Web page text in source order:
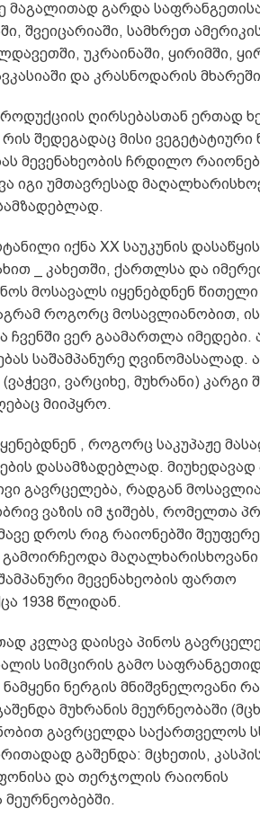
მაგალითად გარდა
შვეიცარიაში, სამხრეთ
უკრაინაში, ყირიმში,
და კრასნოდარის
ღირსებასთან ერთად
შედეგადაც მისი ვეგეტატიური
მევენახეობის ჩრდილო
იგი უმთავრესად
იქნა XX საუკუნის
_ კახეთში, ქართლსა და
მოსავალს იყენებდნენ
როგორც მოსავლიანობით,
ჩვენში ვერ გაამართლა იმედები.
საშამპანურე ღვინომასალად.
ვარციხე, მუხრანი) კარგი
მიიპყრო.
, როგორც საკუპაჟე
დასამზადებლად. მიუხედავად
გავრცელება, რადგან
ვაზის იმ ჯიშებს, რომელთა
დროს რიგ რაიონებში
გამოირჩეოდა მაღალხარისხოვანი
მევენახეობის ფართო
1938 წლიდან.
კვლავ დაისვა პინოს
სიმცირის გამო
ნერგის მნიშვნელოვანი
მუხრანის მეურნეობაში
გავრცელდა საქართველოს
გაშენდა: მცხეთის,
და თერჯოლის რაიონის